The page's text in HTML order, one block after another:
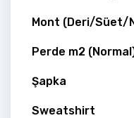
Mont (Deri/Süet/
Perde m2
Şapka
Sweatshirt